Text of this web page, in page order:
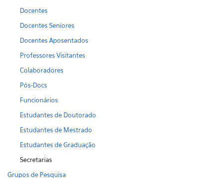
Docentes
Docentes Seniores
Docentes Aposentados
Professores Visitantes
Colaboradores
Pós-Docs
Funcionários
Estudantes de Doutorado
Estudantes de Mestrado
Estudantes de Graduação
Secretarias
Grupos de Pesquisa